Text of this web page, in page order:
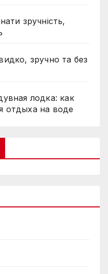
зручність,
зручно та без
лодка: как
отдыха на воде